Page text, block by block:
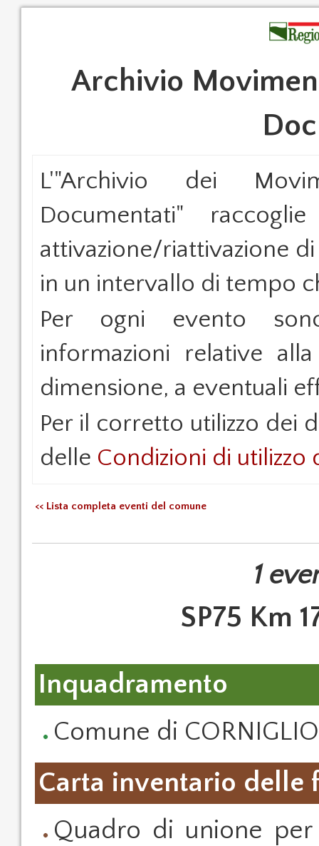
Archivio
L'"Archivio dei
Documentati"
attivazione/riattivazione
in un intervallo di tempo
Per ogni evento
informazioni relative
dimensione, a eventuali
Per il corretto utilizzo dei
delle Condizioni di utilizzo
<< Lista completa eventi del comune
1
SP75 Km
Inquadramento
Comune di
Carta inventario delle
Quadro di unione